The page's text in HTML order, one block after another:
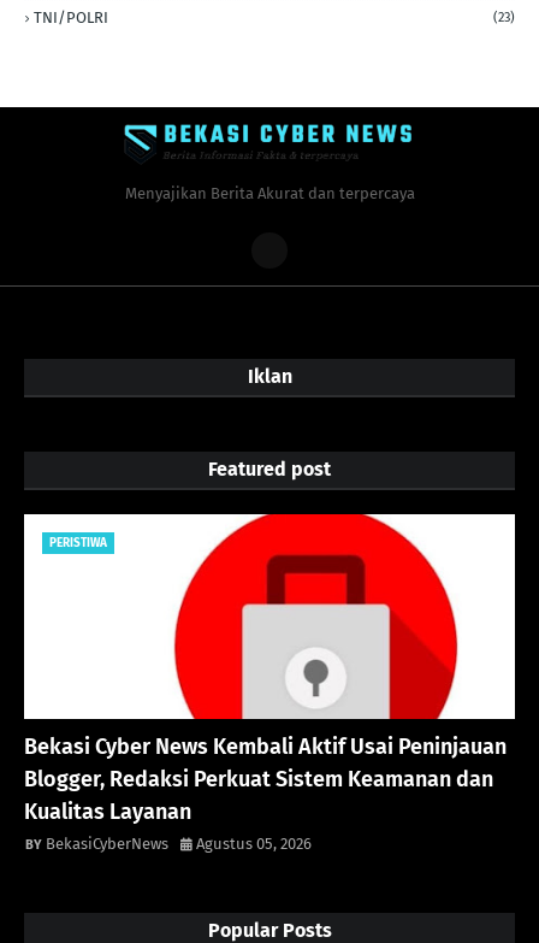
TNI/POLRI (23)
Menyajikan Berita Akurat dan terpercaya
Iklan
Featured post
PERISTIWA
Bekasi Cyber News Kembali Aktif Usai Peninjauan
Blogger, Redaksi Perkuat Sistem Keamanan dan
Kualitas Layanan
BekasiCyberNews Agustus 05, 2026
Popular Posts